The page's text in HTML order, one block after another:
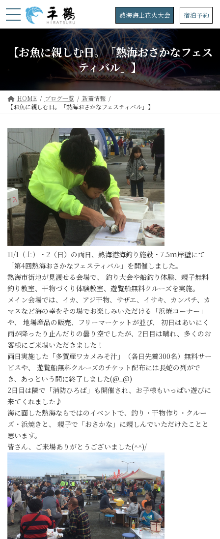
ン
プ
ビ
動
熱海海上花火大会 宿泊予約
【お魚に親しむ日。「熱海おさかなフェス
ティバル」】
HOME ブログ一覧
新着情報
【お魚に親しむ日。「熱海おさかなフェスティバル」】
11/1（土）・2（日）の両日、熱海港海釣り施設・7.5m岸壁にて
「第4回熱海おさかなフェスティバル」を開催しました。
熱海市街地が見渡せる会場で、 釣り大会や船釣り体験、親子無料
釣り教室、干物づくり体験教室、遊覧船無料クルーズを実施。
メイン会場では、イカ、アジ干物、サザエ、イサキ、カンパチ、カ
マスなど海の幸をその場でお楽しみいただける「浜焼コーナー」
や、 地場産品の販売、フリーマーケットが並び、 初日はあいにく
雨が降ったり止んだりの曇り空でしたが、2日目は晴れ、多くのお
客様にご来場いただきました！
両日実施した「多賀産ワカメみそ汁」（各日先着300名）無料サー
ビスや、 遊覧船無料クルーズのチケット配布には長蛇の列がで
き、あっという間に終了しました(@_@)
2日目は隣で「消防ひろば」も開催され、お子様もいっぱい遊びに
来てくれました♪
海に面した熱海ならではのイベントで、釣り・干物作り・クルー
ズ・浜焼きと、 親子で「おさかな」に親しんでいただけたことと
思います。
皆さん、ご来場ありがとうございました(^^)/